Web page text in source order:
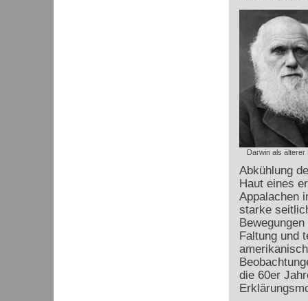
Darwin als älterer
Abkühlung
Haut eines
Appalachen
starke
Faltung und
die 60er